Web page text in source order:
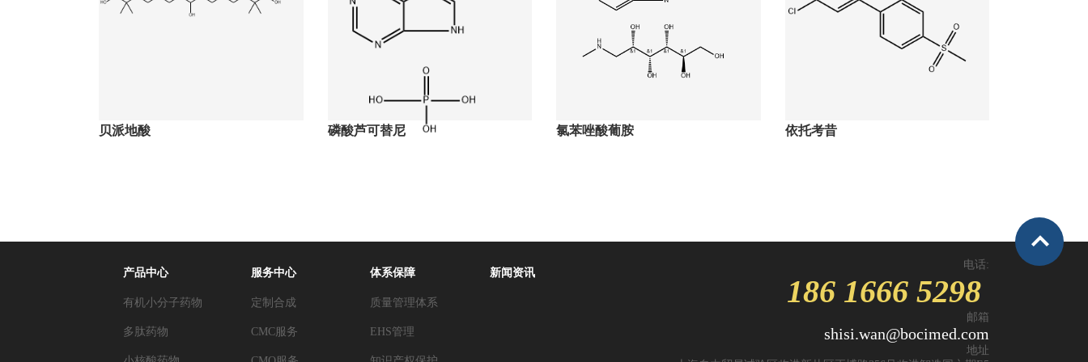
贝派地酸 磷酸芦可替尼 氯苯唑酸葡胺 依托考昔
产品中心
有机小分子药物
多肽药物
服务中心
定制合成
CMC服务
体系保障
质量管理体系
EHS管理
新闻资讯
电话:
186 1666 5298
邮箱
shisi.wan@bocimed.com
地址